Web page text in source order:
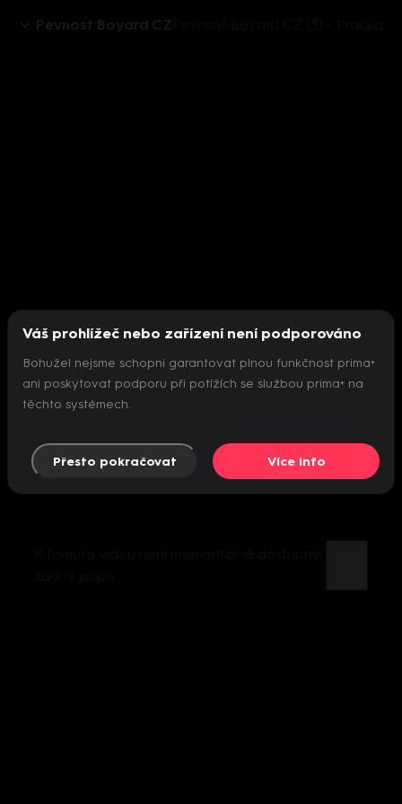
Pevnost Boyard CZ
Nepodařilo se inicializovat přehrávač
Váš prohlížeč nebo zařízení není podporováno
Bohužel nejsme schopni garantovat plnou funkčnost prima+
ani poskytovat podporu při potížích se službou prima+ na
těchto systémech.
Přesto pokračovat Více info